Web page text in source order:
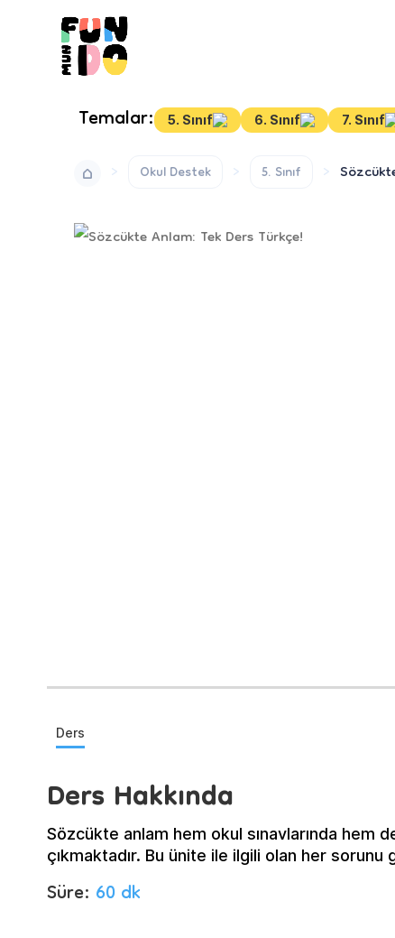
Temalar: 5. Sınıf 6. Sınıf 7. Sınıf
Okul Destek
5. Sınıf
Ders
Ders Hakkında
Sözcükte anlam hem okul sınavlarında hem
çıkmaktadır. Bu ünite ile ilgili olan her
Süre:60 dk